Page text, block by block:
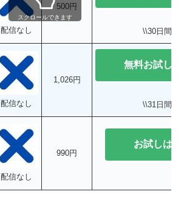
配信なし
500円
\\30日間
配信なし
1,026円
無料お試し
\\31日間
配信なし
990円
お試しは
スクロールできます